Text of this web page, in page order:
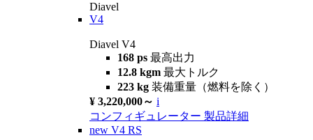
Diavel
V4
Diavel V4
168 ps 最高出力
12.8 kgm 最大トルク
223 kg 装備重量（燃料を除く）
¥ 3,220,000～ i
コンフィギュレーター 製品詳細
new V4 RS